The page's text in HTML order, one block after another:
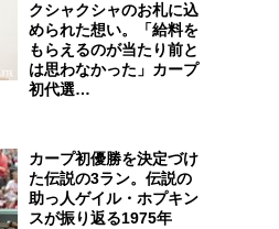
クシャクシャのお札に込
められた想い。「給料を
もらえるのが当たり前と
は思わなかった」カープ
初代選…
カープ初優勝を決定づけ
た伝説の3ラン。伝説の
助っ人ゲイル・ホプキン
スが振り返る1975年